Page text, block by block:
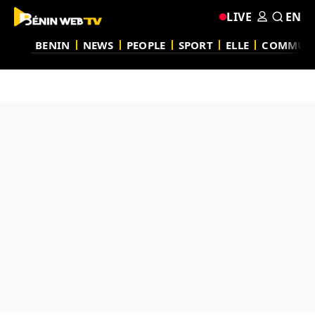
BENIN NEWS PEOPLE SPORT ELLE
LIVE EN